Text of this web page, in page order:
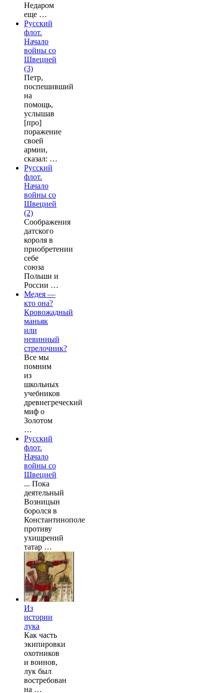
Недаром
еще …
Русский
флот.
Начало
войны со
Швецией
(3)
Петр,
поспешивший
на
помощь,
услышав
[про]
поражение
своей
армии,
сказал: …
Русский
флот.
Начало
войны со
Швецией
(2)
Соображения
датского
короля в
приобретении
себе
союза
Польши и
России …
Медея —
кто она?
Кровожадный
маньяк
или
невинный
стрелочник?
Все мы
помним
из
школьных
учебников
древнегреческий
миф о
Золотом
…
Русский
флот.
Начало
войны со
Швецией
... Пока
деятельный
Возницын
боролся в
Константинополе
противу
ухищрений
татар …
Из
истории
лука
Как часть
экипировки
охотников
и воинов,
лук был
востребован
на …